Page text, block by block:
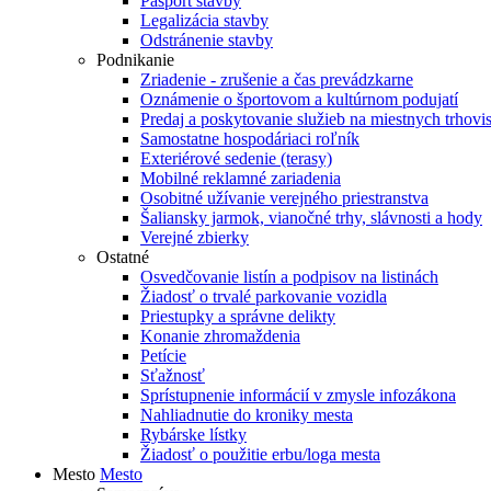
Legalizácia stavby
Odstránenie stavby
Podnikanie
Zriadenie - zrušenie a čas prevádzkarne
Oznámenie o športovom a kultúrnom podujatí
Predaj a poskytovanie služieb na miestnych
Samostatne hospodáriaci roľník
Exteriérové sedenie (terasy)
Mobilné reklamné zariadenia
Osobitné užívanie verejného priestranstva
Šaliansky jarmok, vianočné trhy, slávnosti a hody
Verejné zbierky
Ostatné
Osvedčovanie listín a podpisov na listinách
Žiadosť o trvalé parkovanie vozidla
Priestupky a správne delikty
Konanie zhromaždenia
Petície
Sťažnosť
Sprístupnenie informácií v zmysle infozákona
Nahliadnutie do kroniky mesta
Rybárske lístky
Žiadosť o použitie erbu/loga mesta
Mesto Mesto